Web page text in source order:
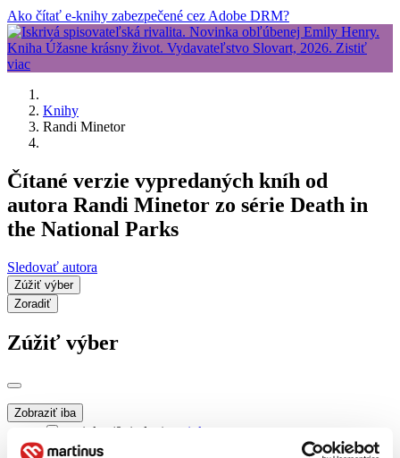
Ako čítať e-knihy zabezpečené cez Adobe DRM?
Knihy
Randi Minetor
Čítané verzie vypredaných kníh od
autora Randi Minetor zo série Death in
the National Parks
Sledovať autora
Zúžiť výber
Zoradiť
Zúžiť výber
Zobraziť iba
novinky (0 titulov)
novinky
zľavnené tituly (0 titulov)